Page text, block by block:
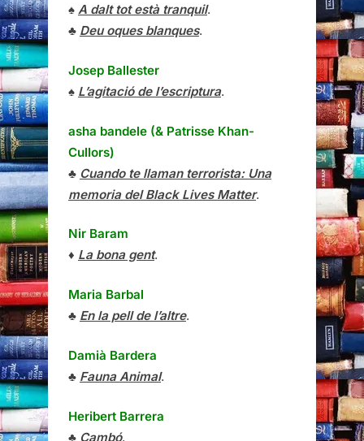
♠ A dalt tot està tranquil.
♣ Deu oques blanques.
Josep Ballester
♠ L’agitació de l’escriptura.
asha bandele (& Patrisse Khan-
Cullors)
♣ Cuando te llaman terrorista: Una
memoria del Black Lives Matter.
Nir Baram
♦ La bona gent.
Maria Barbal
♣ En la pell de l’altre.
Damià Bardera
♣ Fauna Animal.
Heribert Barrera
♣ Cambó.